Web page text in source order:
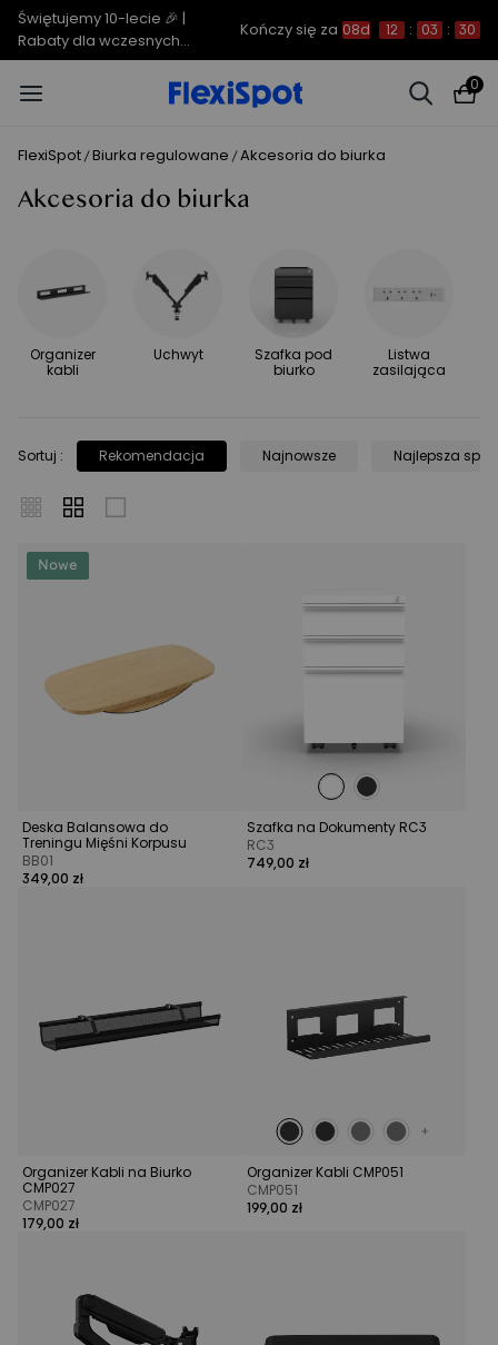
Świętujemy 10-lecie 🎉 |
Rabaty dla wczesnych
ptaków do 850 zł
Kończy się za 08d 12 : 03 : 30
0
FlexiSpot /Biurka regulowane /Akcesoria do biurka
Akcesoria do biurka
Organizer
kabli
Uchwyt
Szafka pod
biurko
Listwa
zasilająca
Sortuj : Rekomendacja Najnowsze Najlepsza
Nowe
Deska Balansowa do
Treningu Mięśni Korpusu
BB01
349,00 zł
Szafka na Dokumenty RC3
RC3
749,00 zł
Organizer Kabli na Biurko
CMP027
CMP027
179,00 zł
Organizer Kabli CMP051
CMP051
199,00 zł